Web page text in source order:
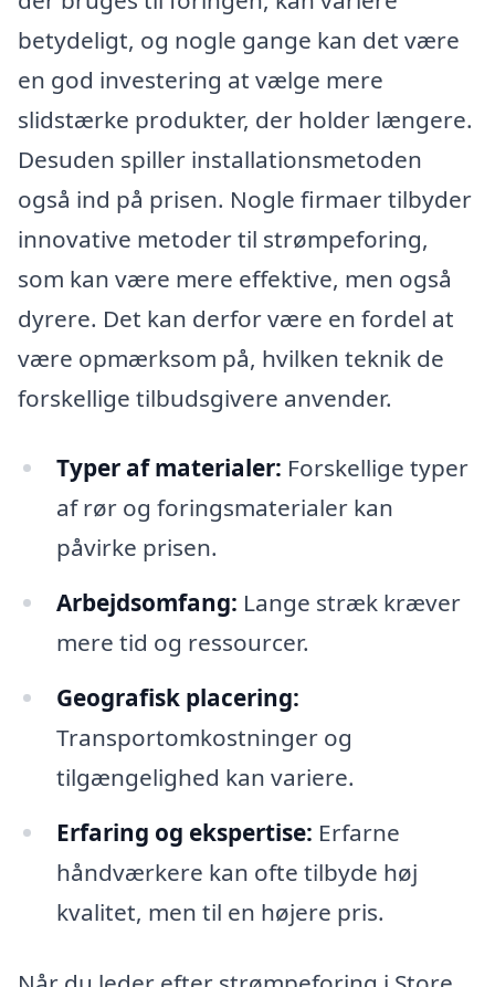
betydeligt, og nogle gange kan det være
en god investering at vælge mere
slidstærke produkter, der holder længere.
Desuden spiller installationsmetoden
også ind på prisen. Nogle firmaer tilbyder
innovative metoder til strømpeforing,
som kan være mere effektive, men også
dyrere. Det kan derfor være en fordel at
være opmærksom på, hvilken teknik de
forskellige tilbudsgivere anvender.
Typer af materialer: Forskellige typer
af rør og foringsmaterialer kan
påvirke prisen.
Arbejdsomfang: Lange stræk kræver
mere tid og ressourcer.
Geografisk placering:
Transportomkostninger og
tilgængelighed kan variere.
Erfaring og ekspertise: Erfarne
håndværkere kan ofte tilbyde høj
kvalitet, men til en højere pris.